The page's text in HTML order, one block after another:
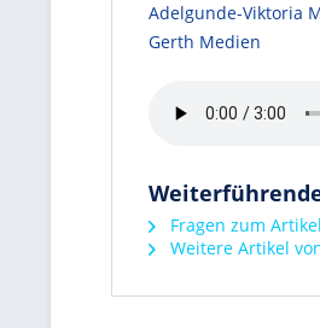
Adelgunde-Viktoria
Gerth Medien
Fragen zum
Weitere Artikel